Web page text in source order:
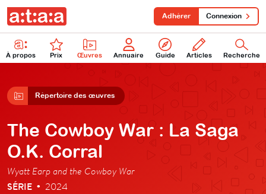
À propos Prix Œuvres Annuaire Guide Articles Recherche
Adhérer Connexion
Répertoire des œuvres
The Cowboy War : La Saga
O.K. Corral
Wyatt Earp and the Cowboy War
SÉRIE • 2024